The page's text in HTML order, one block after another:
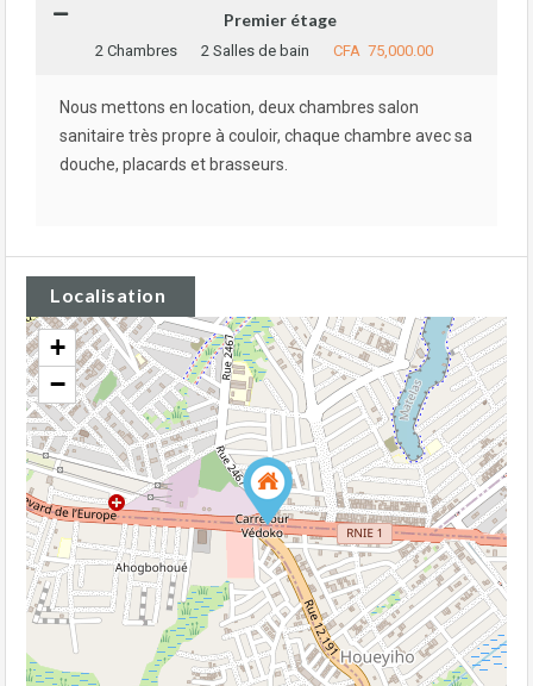
Premier étage
2 Chambres 2 Salles de bain CFA 75,000.00
Nous mettons en location, deux chambres salon
sanitaire très propre à couloir, chaque chambre avec sa
douche, placards et brasseurs.
Localisation
+
−